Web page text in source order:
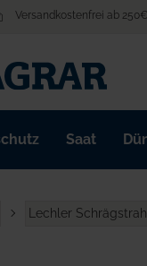
Versandkostenfrei ab 250€
Saat
Lechler